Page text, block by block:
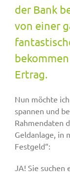
der Bank
von einer
Ertrag.
Nun möchte
spannen und
Rahmendaten
Geldanlage, in
Festgeld“:
JA! Sie suchen